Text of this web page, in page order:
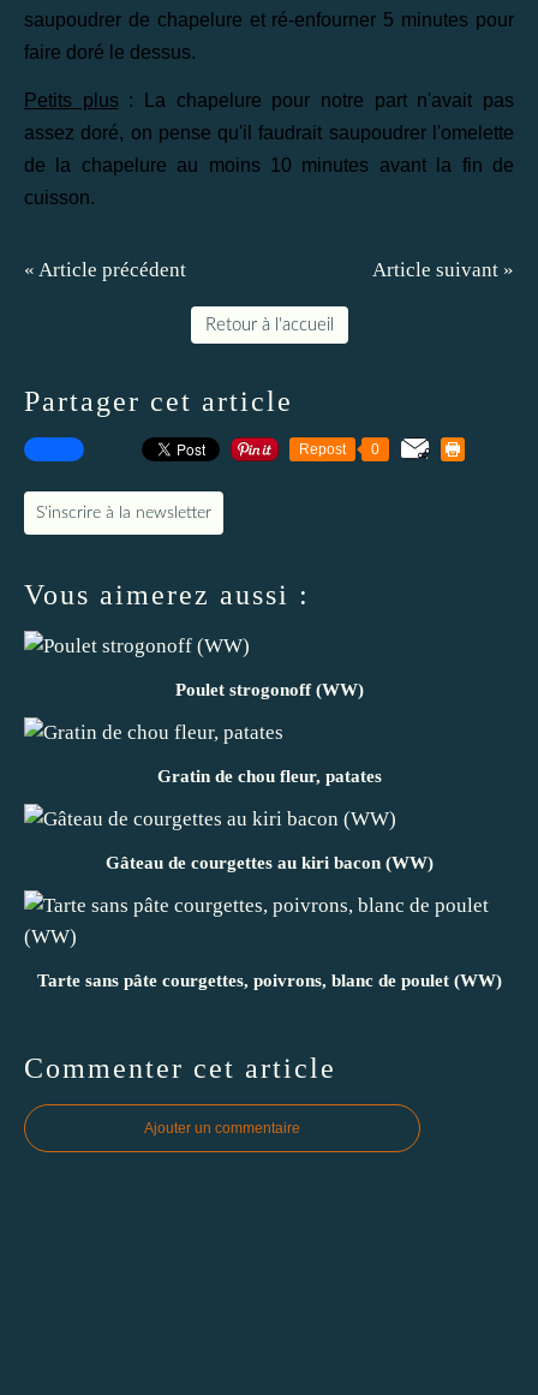
saupoudrer de chapelure et ré-enfourner 5 minutes pour
faire doré le dessus.
Petits plus: La chapelure pour notre part n'avait pas
assez doré, on pense qu'il faudrait saupoudrer l'omelette
de la chapelure au moins 10 minutes avant la fin de
cuisson.
« Article précédent Article suivant »
Retour à l'accueil
Partager cet article
Repost 0
S'inscrire à la newsletter
Vous aimerez aussi :
Poulet strogonoff (WW)
Gratin de chou fleur, patates
Gâteau de courgettes au kiri bacon (WW)
Tarte sans pâte courgettes, poivrons, blanc de poulet (WW)
Commenter cet article
Ajouter un commentaire